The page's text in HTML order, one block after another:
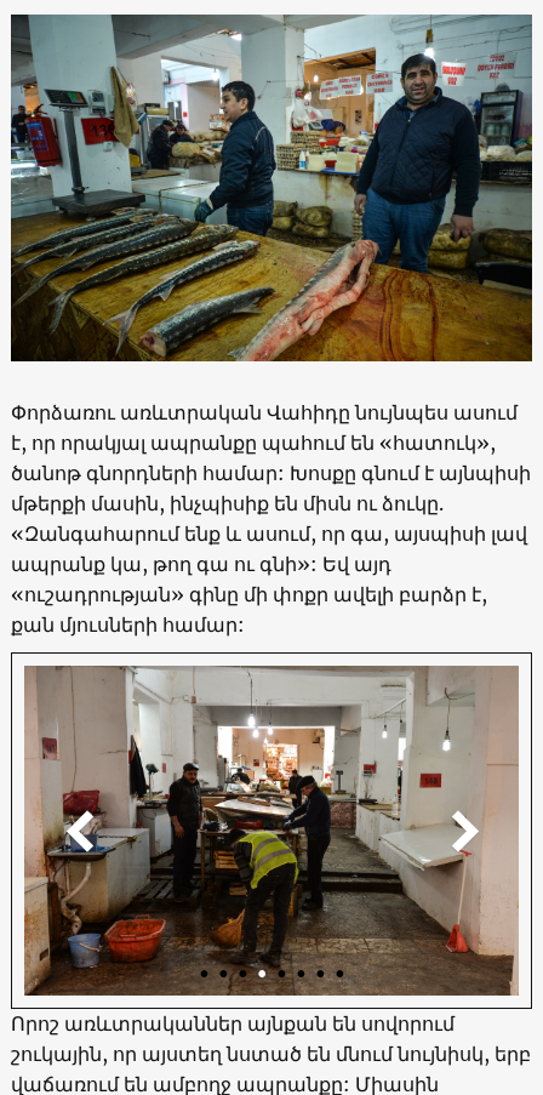
Փորձառու առևտրական Վահիդը նույնպես ասում
է, որ որակյալ ապրանքը պահում են «հատուկ»,
ծանոթ գնորդների համար: Խոսքը գնում է այնպիսի
մթերքի մասին, ինչպիսիք են միսն ու ձուկը.
«Զանգահարում ենք և ասում, որ գա, այսպիսի լավ
ապրանք կա, թող գա ու գնի»: Եվ այդ
«ուշադրության» գինը մի փոքր ավելի բարձր է,
քան մյուսների համար:
Որոշ առևտրականներ այնքան են սովորում
շուկային, որ այստեղ նստած են մնում նույնիսկ, երբ
վաճառում են ամբողջ ապրանքը: Միասին